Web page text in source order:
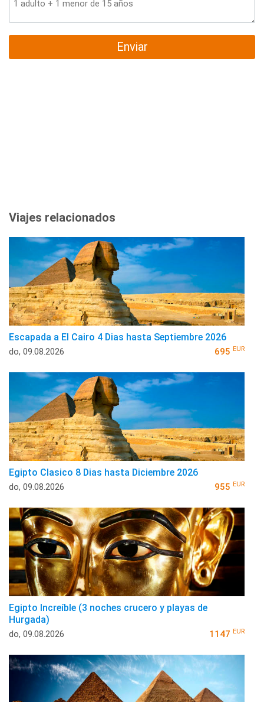
Enviar
Viajes relacionados
Escapada a El Cairo 4 Dias hasta Septiembre 2026
do, 09.08.2026 695 EUR
Egipto Clasico 8 Dias hasta Diciembre 2026
do, 09.08.2026 955 EUR
Egipto Increíble (3 noches crucero y playas de
Hurgada)
do, 09.08.2026 1147 EUR